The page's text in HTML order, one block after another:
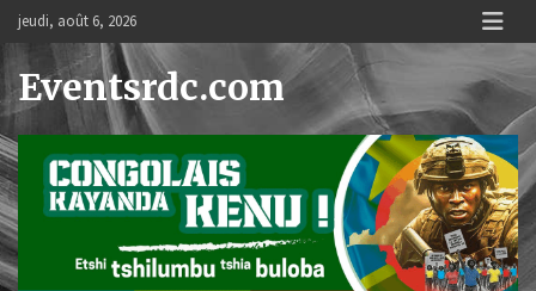
Skip
content
jeudi, août 6, 2026
Eventsrdc.com